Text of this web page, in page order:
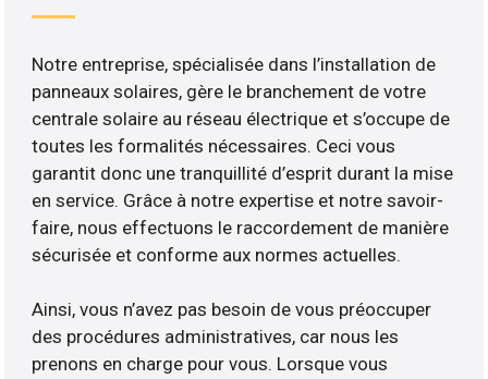
Notre entreprise, spécialisée dans l’installation de
panneaux solaires, gère le branchement de votre
centrale solaire au réseau électrique et s’occupe de
toutes les formalités nécessaires. Ceci vous
garantit donc une tranquillité d’esprit durant la mise
en service. Grâce à notre expertise et notre savoir-
faire, nous effectuons le raccordement de manière
sécurisée et conforme aux normes actuelles.
Ainsi, vous n’avez pas besoin de vous préoccuper
des procédures administratives, car nous les
prenons en charge pour vous. Lorsque vous